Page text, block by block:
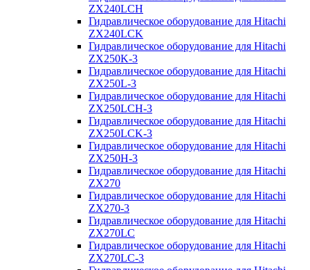
ZX240LCH
Гидравлическое оборудование для Hitachi
ZX240LCK
Гидравлическое оборудование для Hitachi
ZX250K-3
Гидравлическое оборудование для Hitachi
ZX250L-3
Гидравлическое оборудование для Hitachi
ZX250LCH-3
Гидравлическое оборудование для Hitachi
ZX250LCK-3
Гидравлическое оборудование для Hitachi
ZX250Н-3
Гидравлическое оборудование для Hitachi
ZX270
Гидравлическое оборудование для Hitachi
ZX270-3
Гидравлическое оборудование для Hitachi
ZX270LC
Гидравлическое оборудование для Hitachi
ZX270LC-3